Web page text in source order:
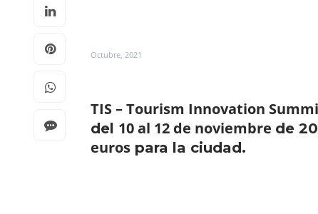
Octubre, 2021
TIS – Tourism Innovation
del 10 al 12 de noviembre de
euros para la ciudad.